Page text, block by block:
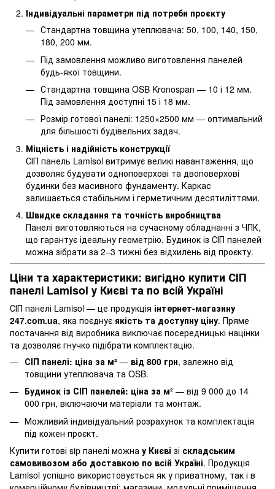
Індивідуальні параметри під потреби проєкту
Стандартна товщина утеплювача: 50, 100, 140, 150,
180, 200 мм.
Під замовлення можливо виготовлення панелей
будь-якої товщини.
Стандартна товщина OSB Kronospan — 10 і 12 мм.
Під замовлення доступні 15 і 18 мм.
Розмір готової панелі: 1250×2500 мм — оптимальний
для більшості будівельних задач.
Міцність і надійність конструкції
СІП панель Lamisol витримує великі навантаження, що
дозволяє будувати одноповерхові та двоповерхові
будинки без масивного фундаменту. Каркас
залишається стабільним і герметичним десятиліттями.
Швидке складання та точність виробництва
Панелі виготовляються на сучасному обладнанні з ЧПК,
що гарантує ідеальну геометрію. Будинок із СІП панелей
можна зібрати за 2–3 тижні без відхилень від проєкту.
Ціни та характеристики: вигідно купити СІП
панелі Lamisol у Києві та по всій Україні
СІП панелі Lamisol — це продукція інтернет-магазину
247.com.ua, яка поєднує якість та доступну ціну. Пряме
постачання від виробника виключає посередницькі націнки
та дозволяє гнучко підібрати комплектацію.
СІП панелі: ціна за м² — від 800 грн, залежно від
товщини утеплювача та OSB.
Будинок із СІП панелей: ціна за м² — від 9 000 до 14
000 грн, включаючи матеріали та монтаж.
Можливий індивідуальний розрахунок та комплектація
під кожен проєкт.
Купити готові sip панелі можна у Києві зі складським
самовивозом або доставкою по всій Україні. Продукція
Lamisol успішно використовується як у приватному, так і в